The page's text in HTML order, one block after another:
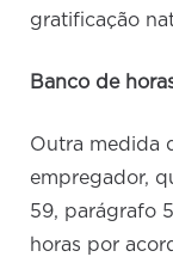
gratificação
Banco de
Outra medida
empregador,
59, parágrafo
horas por